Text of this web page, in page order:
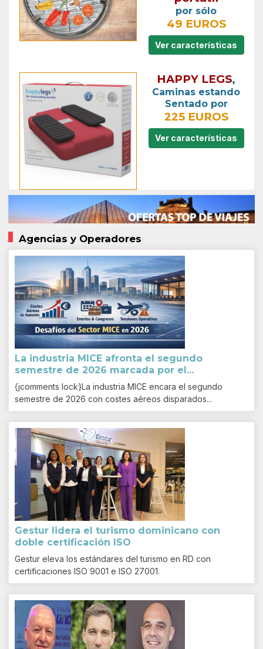
por sólo
49 EUROS
Ver características
HAPPY LEGS,
Caminas estando
Sentado por
225 EUROS
Ver características
Agencias y Operadores
La industria MICE afronta el segundo
semestre de 2026 marcada por el...
{jcomments lock}La industria MICE encara el segundo
semestre de 2026 con costes aéreos disparados...
Gestur lidera el turismo dominicano con
doble certificación ISO
Gestur eleva los estándares del turismo en RD con
certificaciones ISO 9001 e ISO 27001.